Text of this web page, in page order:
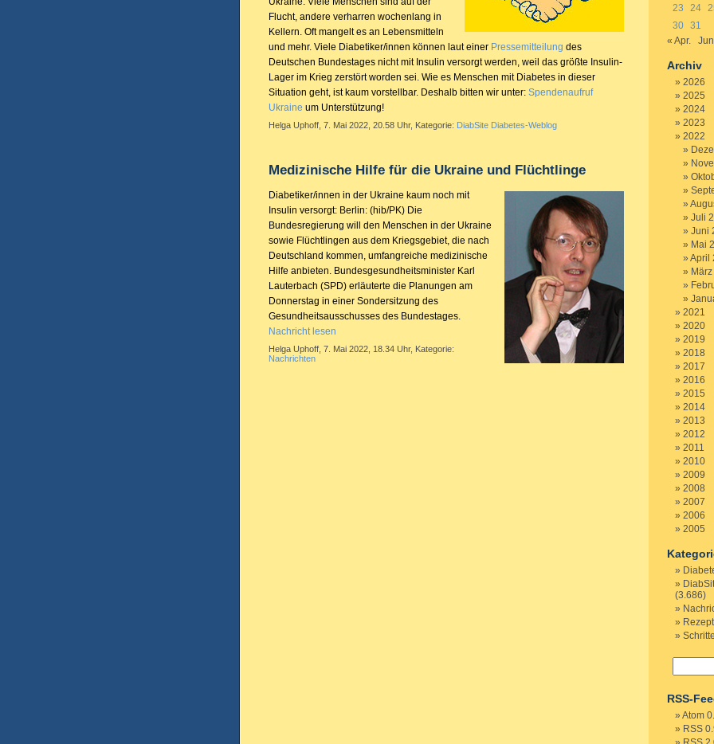
Flucht, andere verharren wochenlang in
Kellern. Oft mangelt es an Lebensmitteln
und mehr. Viele Diabetiker/innen können laut einer Pressemitteilung des
Deutschen Bundestages nicht mit Insulin versorgt werden, weil das größte Insulin-
Lager im Krieg zerstört worden sei. Wie es Menschen mit Diabetes in dieser
Situation geht, ist kaum vorstellbar. Deshalb bitten wir unter: Spendenaufruf
Ukraine um Unterstützung!
Helga Uphoff, 7. Mai 2022, 20.58 Uhr, Kategorie: DiabSite Diabetes-Weblog
Medizinische Hilfe für die Ukraine und Flüchtlinge
Diabetiker/innen in der Ukraine kaum noch mit
Insulin versorgt: Berlin: (hib/PK) Die
Bundesregierung will den Menschen in der Ukraine
sowie Flüchtlingen aus dem Kriegsgebiet, die nach
Deutschland kommen, umfangreiche medizinische
Hilfe anbieten. Bundesgesundheitsminister Karl
Lauterbach (SPD) erläuterte die Planungen am
Donnerstag in einer Sondersitzung des
Gesundheitsausschusses des Bundestages.
Nachricht lesen
Helga Uphoff, 7. Mai 2022, 18.34 Uhr, Kategorie:
Nachrichten
23
24
30 31
« Apr.
Archiv
2026
2025
2024
2023
2022
Juli
Juni
Mai
April
2021
2020
2019
2018
2017
2016
2015
2014
2013
2012
2011
2010
2009
2008
2007
2006
2005
(3.686)
RSS-
Atom
RSS